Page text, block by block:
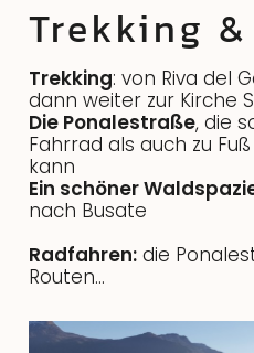
Trekking
Trekking: von Riva del
dann weiter zur Kirche
Die Ponalestraße, die
Fahrrad als auch zu
kann
Ein schöner
nach Busate
Radfahren: die
Routen...